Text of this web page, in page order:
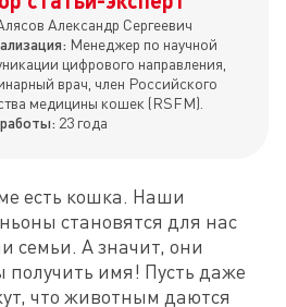
Александр Сергеевич
Менеджер по научной
цифрового направления,
врач, член Российского
медицины кошек (RSFM).
23 года
есть кошка. Наши
становятся для нас
семьи. А значит, они
получить имя! Пусть даже
что животным даются